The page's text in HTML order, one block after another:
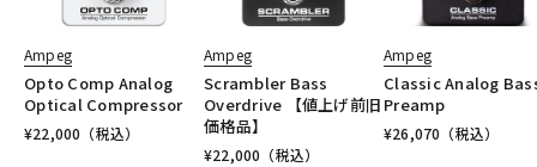
Ampeg
Opto Comp Analog
Optical Compressor
¥22,000 （税込）
Ampeg
Scrambler Bass
Overdrive 【値上げ前旧
価格品】
¥22,000 （税込）
Ampeg
Classic Analog
Preamp
¥26,070 （税込）